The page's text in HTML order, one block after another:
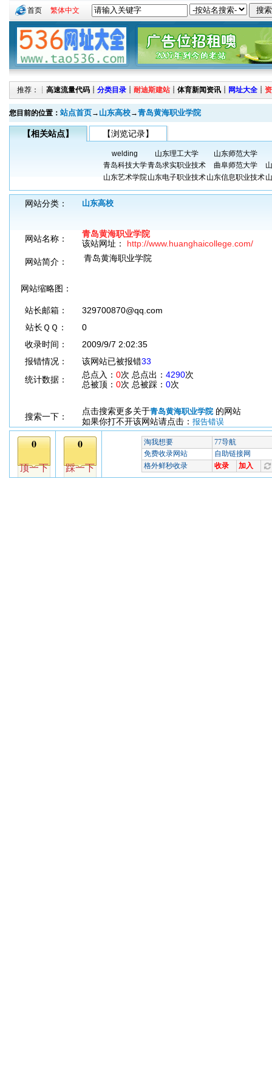
首页 繁体中文
推荐：┊ 高速流量代码 ┊ 分类目录 ┊ 耐迪斯建站 ┊ 体育新闻资讯 ┊ 网址大全 ┊
您目前的位置： 站点首页→ 山东高校→青岛黄海职业学院
【相关站点】 【浏览记录】
welding 山东理工大学
山东师范大学
青岛科技大学青岛求实职业技术 曲阜师范大学
山东艺术学院山东电子职业技术山东信息职业技术
网站分类： 山东高校
网站名称：
青岛黄海职业学院
该站网址： http://www.huanghaicollege.com/
网站简介：
青岛黄海职业学院
网站缩略图：
站长邮箱：
329700870@qq.com
站长ＱＱ：
0
收录时间：
2009/9/7 2:02:35
报错情况：
该网站已被报错33
统计数据：
总点入： 0次 总点出： 4290次
总被顶： 0次 总被踩： 0次
搜索一下：
点击搜索更多关于青岛黄海职业学院 的网站
如果你打不开该网站请点击： 报告错误